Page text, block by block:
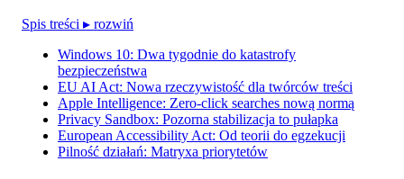
Spis treści ▸ rozwiń
Windows 10: Dwa tygodnie do katastrofy
bezpieczeństwa
EU AI Act: Nowa rzeczywistość dla twórców treści
Apple Intelligence: Zero-click searches nową normą
Privacy Sandbox: Pozorna stabilizacja to pułapka
European Accessibility Act: Od teorii do egzekucji
Pilność działań: Matryxa priorytetów